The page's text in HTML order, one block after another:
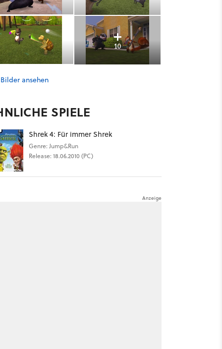
10
ansehen
SPIELE
Shrek 4: Für immer Shrek
Genre: Jump&Run
Release: 18.06.2010 (PC)